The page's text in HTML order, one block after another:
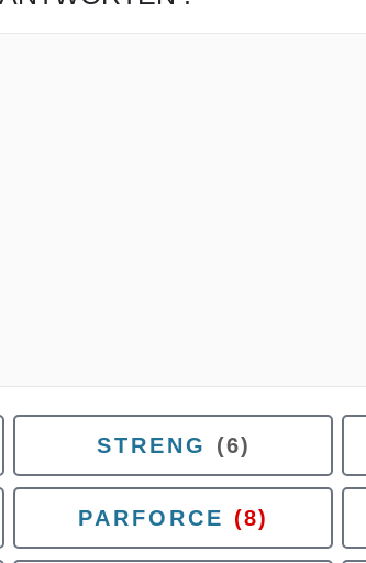
STRENG (6)
PARFORCE (8)